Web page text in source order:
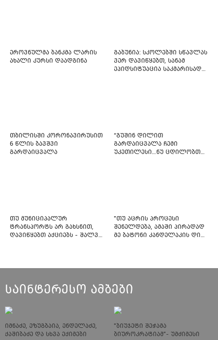
ეროვნულმა ბანკმა ლარის
ახალი კურსი დაადგინა
გაბუნია: სკოლებში სწავლას
ვერ დავიწყებთ, სანამ
ეპიდსიტუაცია საკმარისად
თბილისში კორონავირუსით
6 წლის ბავშვი
გარდაიცვალა
“გუშინ დილით
გარდაიცვალა ჩემი
უკეთილესი…ნუ ცდილობთ
თუ მუნიციპალურ
ტრანსპორტს არ გახსნით,
დავიწყებთ აქციებს - შალვა
"თუ აცრის პროცესი
შენელდება, ამაში პირადად
მე ბატონი კანდელაკის დიდ
საინტერესო ამბები
იმნაძე, ეზუგბაია, ენდელაძე,
ქაშიბაძე და სხვა ექიმები
"ბიუჯეტი შეჭამა
ბიუროკრატიამ"- უმძიმესი